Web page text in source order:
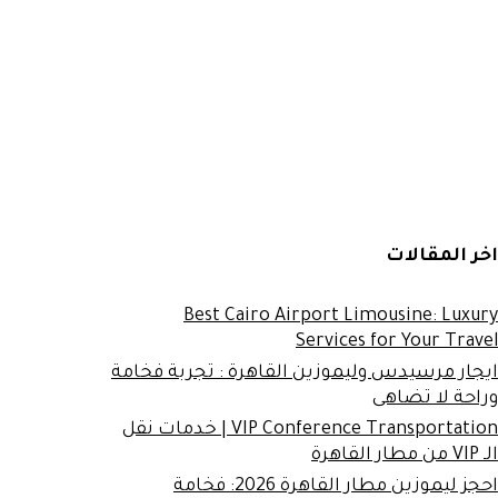
اخر المقالات
Best Cairo Airport Limousine: Luxury
Services for Your Travel
ايجار مرسيدس وليموزين القاهرة : تجربة فخامة
وراحة لا تضاهى
VIP Conference Transportation | خدمات نقل
الـ VIP من مطار القاهرة
احجز ليموزين مطار القاهرة 2026: فخامة